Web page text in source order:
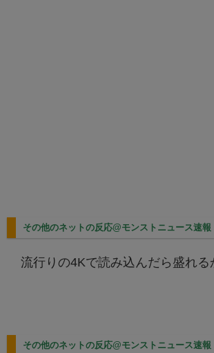
その他のネットの反応@モンストニュース速報
流行りの4Kで読み込んだら盛れる
その他のネットの反応@モンストニュース速報